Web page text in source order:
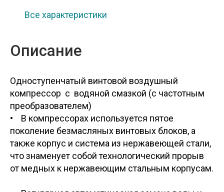
Все характеристики
Описание
Одноступенчатый винтовой воздушный
компрессор с водяной смазкой (с частотным
• В компрессорах используется пятое
поколение безмасляных винтовых блоков, а
также корпус и система из нержавеющей стали,
что знаменует собой технологический прорыв
от медных к нержавеющим стальным корпусам.